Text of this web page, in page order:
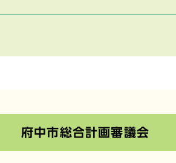
府中市総合計画審議会